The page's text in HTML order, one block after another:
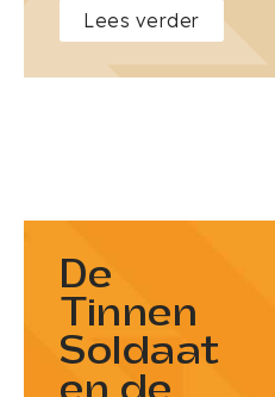
Lees verder
De
Tinnen
Soldaat